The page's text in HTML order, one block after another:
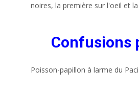
noires, la première sur l'oeil et
Confusions
Poisson-papillon à larme du